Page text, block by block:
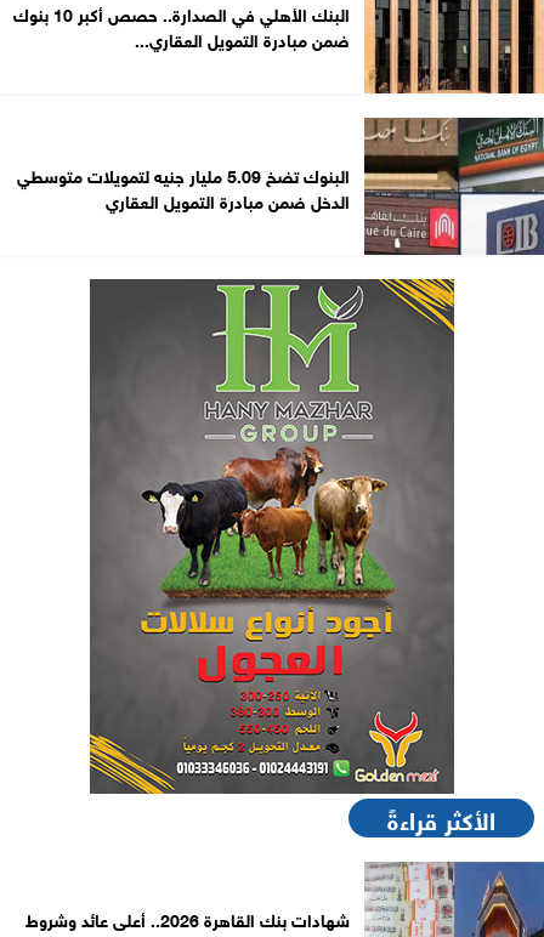
البنك الأهلي في الصدارة.. حصص أكبر 10 بنوك
ضمن مبادرة التمويل العقاري...
البنوك تضخ 5.09 مليار جنيه لتمويلات متوسطي
الدخل ضمن مبادرة التمويل العقاري
الأكثر قراءةً
شهادات بنك القاهرة 2026.. أعلى عائد وشروط